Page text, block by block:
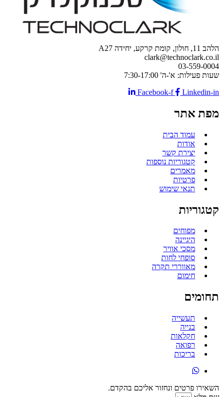
הלהב 11, חולון, קומת קרקע, יחידה A27
clark@technoclark.co.il
03-559-0004
שעות פעילות: א'-ה' 7:30-17:00
Facebook-f
Linkedin-in
מפת אתר
עמוד הבית
אודות
יצירת קשר
קטגוריות נוספות
מאמרים
פרטיות
תנאי שימוש
קטגוריות
מפוחים
היגיינה
מסכי אוויר
סופחי לחות
מאווררי תקרה
חימום
תחומים
תעשייה
בנייה
חקלאות
רפואה
בריכות
השאירו פרטים ונחזור אליכם בהקדם.